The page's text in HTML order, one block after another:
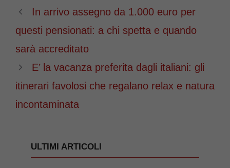
In arrivo assegno da 1.000 euro per
questi pensionati: a chi spetta e quando
sarà accreditato
E’ la vacanza preferita dagli italiani: gli
itinerari favolosi che regalano relax e natura
incontaminata
ULTIMI ARTICOLI